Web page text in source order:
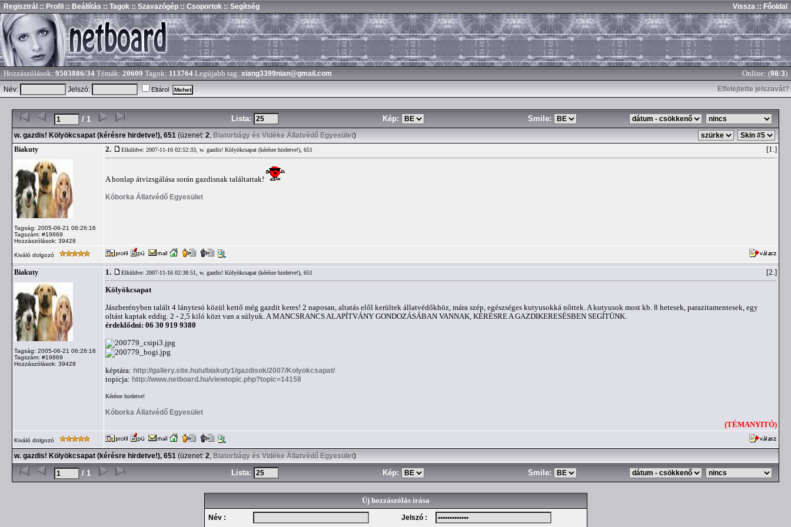
Regisztrál :: Profil :: Beállítás :: Tagok :: Szavazógép :: Csoportok :: Segítség Vissza :: Főoldal
Hozzászólások: 9503886/34 Témák: 20609 Tagok: 113764 Legújabb tag: xiang3399nian@gmail.com Online: (98/3)
Név: Jelszó: Eltárol Elfelejtette jelszavát?
/ 1 Lista: Kép: Smile:
w. gazdis! Kölyökcsapat (kérésre hirdetve!), 651 (üzenet: 2, Biatorbágy és Vidéke Állatvédő Egyesület)
Biakuty
Tagság: 2005-06-21 06:26:16
Tagszám: #19869
Hozzászólások: 39428
2. Elküldve: 2007-11-16 02:52:33, w. gazdis! Kölyökcsapat (kérésre hirdetve!), 651 [1.]
A honlap átvizsgálása során gazdisnak találtattak!
Kóborka Állatvédő Egyesület
Kiváló dolgozó
Biakuty
Tagság: 2005-06-21 06:26:16
Tagszám: #19869
Hozzászólások: 39428
1. Elküldve: 2007-11-16 02:38:51, w. gazdis! Kölyökcsapat (kérésre hirdetve!), 651 [2.]
Kölyökcsapat
Jászberényben talált 4 lánytesó közül kettő még gazdit keres! 2 naposan, altatás elől kerültek állatvédőkhöz, mára szép, egészséges kutyusokká nőttek. A kutyusok most kb. 8 hetesek, parazitamentesek, egy
oltást kaptak eddig. 2 - 2,5 kiló közt van a súlyuk. A MANCSRANCS ALAPÍTVÁNY GONDOZÁSÁBAN VANNAK, KÉRÉSRE A GAZDIKERESÉSBEN SEGÍTÜNK.
érdeklődni: 06 30 919 9380
képtára: http://gallery.site.hu/u/biakuty1/gazdisok/2007/Kolyokcsapat/
topicja: http://www.netboard.hu/viewtopic.php?topic=14158
Kérésre hirdetve!
Kóborka Állatvédő Egyesület
(TÉMANYITÓ)
Kiváló dolgozó
w. gazdis! Kölyökcsapat (kérésre hirdetve!), 651 (üzenet: 2, Biatorbágy és Vidéke Állatvédő Egyesület)
/ 1 Lista: Kép: Smile:
Új hozzászólás írása
Név : Jelszó :